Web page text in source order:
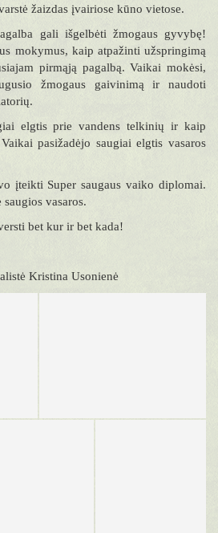
žaizdas įvairiose kūno vietose.
gali išgelbėti žmogaus gyvybę!
mokymus, kaip atpažinti užspringimą
pirmąją pagalbą. Vaikai mokėsi,
žmogaus gaivinimą ir naudoti
elgtis prie vandens telkinių ir kaip
pasižadėjo saugiai elgtis vasaros
įteikti Super saugaus vaiko diplomai.
vasaros.
bet kur ir bet kada!
Kristina Usonienė